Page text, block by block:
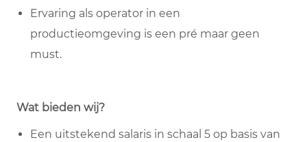
Ervaring als operator in een
productieomgeving is een pré maar geen
must.
Wat bieden wij?
Een uitstekend salaris in schaal 5 op basis van